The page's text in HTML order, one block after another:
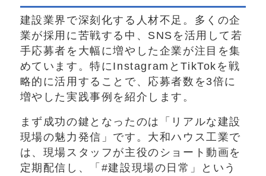
建設業界で深刻化する人材不足。多くの企
業が採用に苦戦する中、SNSを活用して若
手応募者を大幅に増やした企業が注目を集
めています。特にInstagramとTikTokを戦
略的に活用することで、応募者数を3倍に
増やした実践事例を紹介します。
まず成功の鍵となったのは「リアルな建設
現場の魅力発信」です。大和ハウス工業で
は、現場スタッフが主役のショート動画を
定期配信し、「#建設現場の日常」という